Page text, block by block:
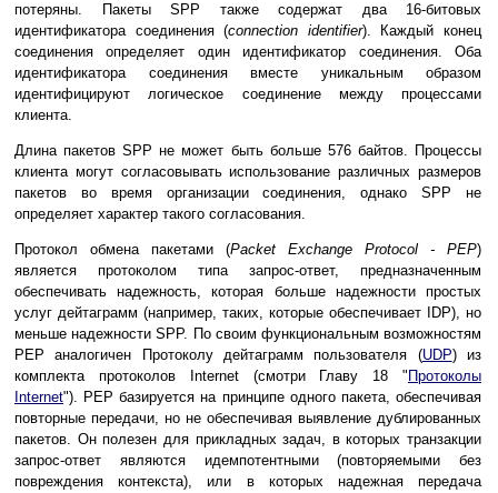
потеряны. Пакеты SPP также содержат два 16-битовых
идентификатора соединения (connection identifier). Каждый конец
соединения определяет один идентификатор соединения. Оба
идентификатора соединения вместе уникальным образом
идентифицируют логическое соединение между процессами
клиента.
Длина пакетов SPP не может быть больше 576 байтов. Процессы
клиента могут согласовывать использование различных размеров
пакетов во время организации соединения, однако SPP не
определяет характер такого согласования.
Протокол обмена пакетами (Packet Exchange Protocol - PEP)
является протоколом типа запрос-ответ, предназначенным
обеспечивать надежность, которая больше надежности простых
услуг дейтаграмм (например, таких, которые обеспечивает IDP), но
меньше надежности SPP. По своим функциональным возможностям
РЕР аналогичен Протоколу дейтаграмм пользователя (UDP) из
комплекта протоколов Internet (смотри Главу 18 " Протоколы
Internet"). PEP базируется на принципе одного пакета, обеспечивая
повторные передачи, но не обеспечивая выявление дублированных
пакетов. Он полезен для прикладных задач, в которых транзакции
запрос-ответ являются идемпотентными (повторяемыми без
повреждения контекста), или в которых надежная передача